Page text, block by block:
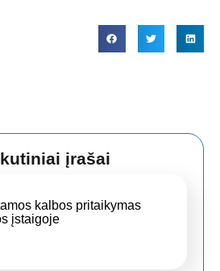
įrašai
kalbos pritaikymas
įstaigoje